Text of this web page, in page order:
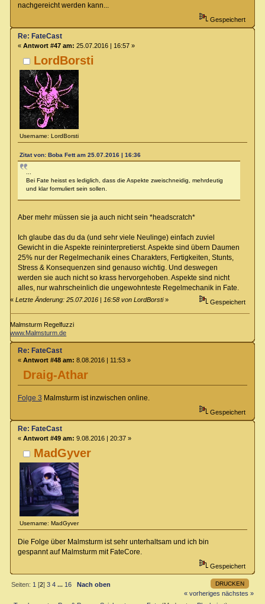
nachgereicht werden kann...
Gespeichert
LordBorsti
Username: LordBorsti
Re: FateCast
« Antwort #47 am: 25.07.2016 | 16:57 »
Zitat von: Boba Fett am 25.07.2016 | 16:36
Bei Fate heisst es lediglich, dass die Aspekte zweischneidig, mehrdeutig
und klar formuliert sein sollen.
Aber mehr müssen sie ja auch nicht sein *headscratch*
Ich glaube das du da (und sehr viele Neulinge) einfach zuviel
Gewicht in die Aspekte reininterpretierst. Aspekte sind übern Daumen
25% nur der Regelmechanik eines Charakters, Fertigkeiten, Stunts,
Stress & Konsequenzen sind genauso wichtig. Und deswegen
werden sie auch nicht so krass hervorgehoben. Aspekte sind nicht
alles, nur wahrscheinlich die ungewohnteste Regelmechanik in Fate.
«Letzte Änderung: 25.07.2016 | 16:58 von LordBorsti» Gespeichert
Malmsturm Regelfuzzi
www.Malmsturm.de
Draig-Athar
Re: FateCast
« Antwort #48 am: 8.08.2016 | 11:53 »
Folge 3 Malmsturm ist inzwischen online.
Gespeichert
MadGyver
Username: MadGyver
Re: FateCast
« Antwort #49 am: 9.08.2016 | 20:37 »
Die Folge über Malmsturm ist sehr unterhaltsam und ich bin
gespannt auf Malmsturm mit FateCore.
Gespeichert
DRUCKEN
Seiten: 1 [2]3 4 ... 16
Nach oben
« vorheriges nächstes »